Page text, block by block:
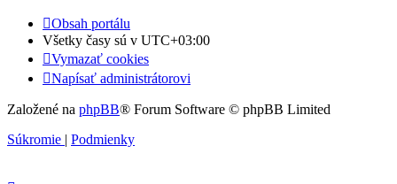
Obsah portálu
Všetky časy sú v UTC+03:00
Vymazať cookies
Napísať administrátorovi
Založené na phpBB® Forum Software © phpBB Limited
Súkromie | Podmienky